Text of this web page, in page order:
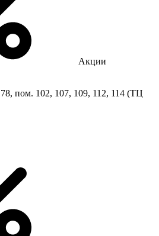
Акции
пом. 102, 107, 109, 112, 114 (ТЦ